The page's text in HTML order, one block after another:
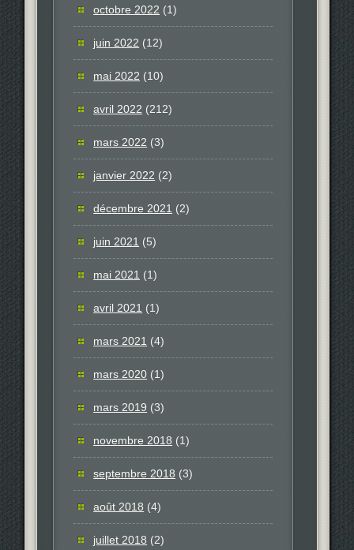
octobre 2022 (1)
juin 2022 (12)
mai 2022 (10)
avril 2022 (212)
mars 2022 (3)
janvier 2022 (2)
décembre 2021 (2)
juin 2021 (5)
mai 2021 (1)
avril 2021 (1)
mars 2021 (4)
mars 2020 (1)
mars 2019 (3)
novembre 2018 (1)
septembre 2018 (3)
août 2018 (4)
juillet 2018 (2)